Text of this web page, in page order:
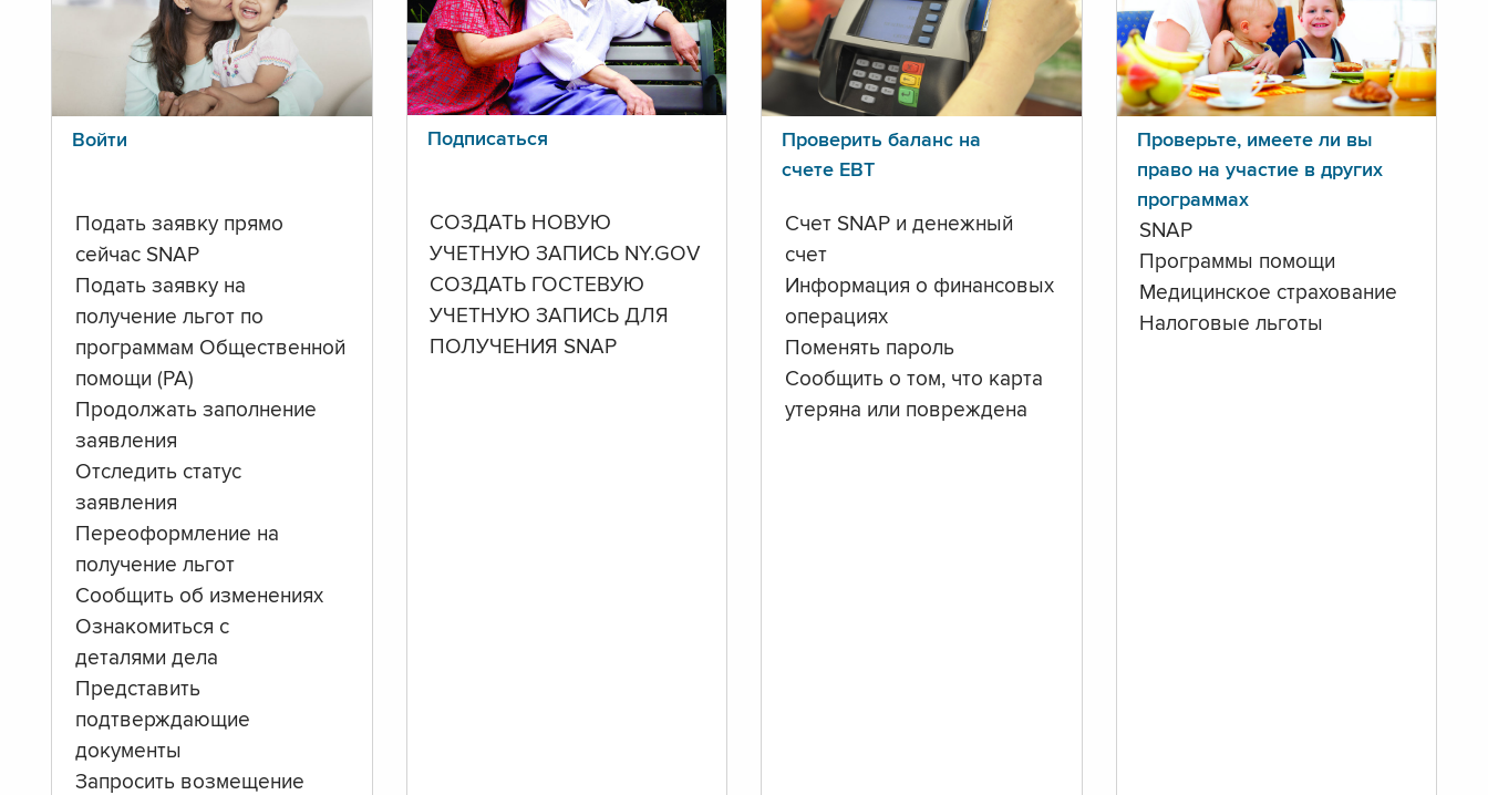
Войти
Подать заявку прямо
сейчас SNAP
Подать заявку на
получение льгот по
программам Общественной
помощи (PA)
Продолжать заполнение
заявления
Отследить статус
заявления
Переоформление на
получение льгот
Сообщить об изменениях
Ознакомиться с
деталями дела
Представить
подтверждающие
документы
Запросить возмещение
Подписаться
СОЗДАТЬ НОВУЮ
УЧЕТНУЮ ЗАПИСЬ NY.GOV
СОЗДАТЬ ГОСТЕВУЮ
УЧЕТНУЮ ЗАПИСЬ ДЛЯ
ПОЛУЧЕНИЯ SNAP
Проверить баланс на
счете ЕВТ
Счет SNAP и денежный
счет
Информация о финансовых
операциях
Поменять пароль
Сообщить о том, что карта
утеряна или повреждена
Проверьте, имеете ли вы
право на участие в других
программах
SNAP
Программы помощи
Медицинское страхование
Налоговые льготы